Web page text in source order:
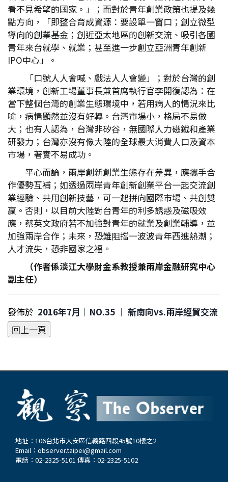
看不見希望的國家。」；而對於青年創業政策也提及幾
點方向，「即整合育成資源：要設單一窗口；創立微型
導向的創業基金；創近亞太地區的創新交流、吸引各國
青年來台就學、就業；甚至進一步創立亞洲青年創新
IPO中心」。
「口號人人會喊、戲法人人會變」；對於台灣的創
業環境，創新工場董事長兼首席執行官李開復認為：在
當下整個台灣的創業生態環境中，若用病人的情況來比
喻，病情顯然並沒有好轉。台灣市場小，格局不易做
大；也有人認為，台灣非矽谷，無國際人力磁鐵和產業
研發力；台灣亦沒有像大陸的全球最大消費人口及資本
市場，著實不易成功。
平心而論，兩岸創新創業生態存在差異，應攜手合
作優勢互補；如透過兩岸青年創新創業平台一起交流創
業經驗、共用創新技藝，可一起拼向國際市場、共創雙
贏。否則，以目前大陸對台青年的利多誘惑及磁吸效
應，蔡英文政府若不加強對青年的就業及創業輔導，並
加強兩岸合作；未來，恐難阻擋一波波青年西進熱潮；
人才流失，恐非國家之福。
（作者係淡江大學財金系教授兼兩岸金融研究中心
副主任）
發佈於 2016年7月｜NO.35 │ 新南向vs.兩岸經貿交流
地址：106台北市大安區信義路四段45號10樓之2
Email： observer.taipei@gmail.com
電話：02-2325-5101 傳真：02-2325-5102